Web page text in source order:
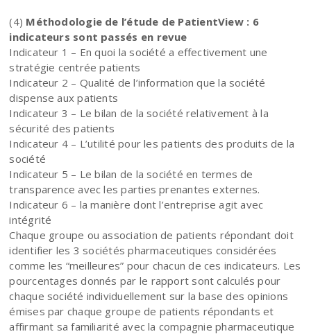
(4) Méthodologie de l’étude de PatientView : 6
indicateurs sont passés en revue
Indicateur 1 – En quoi la société a effectivement une
stratégie centrée patients
Indicateur 2 – Qualité de l’information que la société
dispense aux patients
Indicateur 3 – Le bilan de la société relativement à la
sécurité des patients
Indicateur 4 – L’utilité pour les patients des produits de la
société
Indicateur 5 – Le bilan de la société en termes de
transparence avec les parties prenantes externes.
Indicateur 6 – la manière dont l’entreprise agit avec
intégrité
Chaque groupe ou association de patients répondant doit
identifier les 3 sociétés pharmaceutiques considérées
comme les “meilleures” pour chacun de ces indicateurs. Les
pourcentages donnés par le rapport sont calculés pour
chaque société individuellement sur la base des opinions
émises par chaque groupe de patients répondants et
affirmant sa familiarité avec la compagnie pharmaceutique